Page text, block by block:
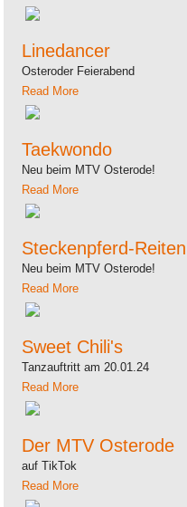
Linedancer
Osteroder Feierabend
Read More
Taekwondo
Neu beim MTV Osterode!
Read More
Steckenpferd-Reiten
Neu beim MTV Osterode!
Read More
Sweet Chili's
Tanzauftritt am 20.01.24
Read More
Der MTV Osterode
auf TikTok
Read More